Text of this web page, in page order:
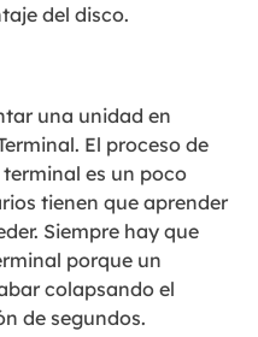
del disco.
una unidad en
El proceso de
es un poco
tienen que aprender
Siempre hay que
porque un
colapsando el
de segundos.